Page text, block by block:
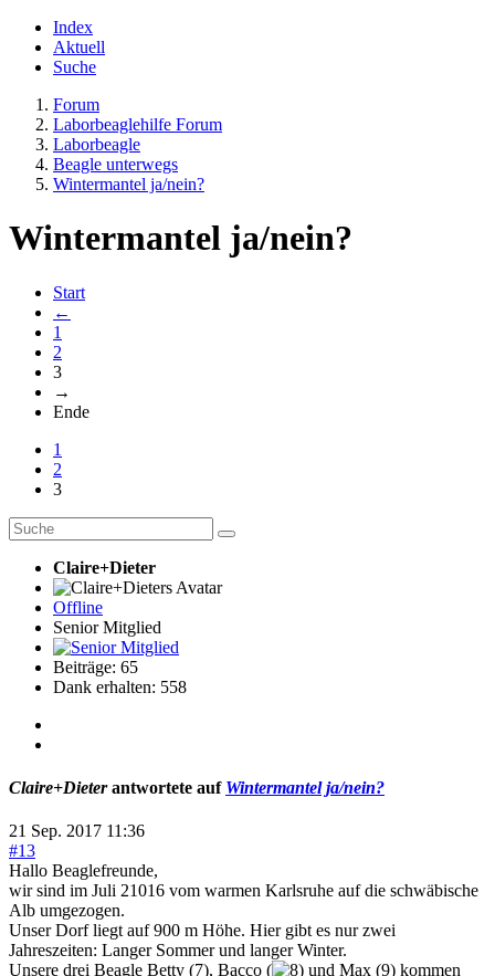
Index
Aktuell
Suche
Forum
Laborbeaglehilfe Forum
Laborbeagle
Beagle unterwegs
Wintermantel ja/nein?
Wintermantel ja/nein?
Start
←
1
2
3
→
Ende
1
2
3
Claire+Dieter
Offline
Senior Mitglied
Beiträge: 65
Dank erhalten: 558
Claire+Dieterantwortete auf Wintermantel ja/nein?
21 Sep. 2017 11:36
#13
Hallo Beaglefreunde,
wir sind im Juli 21016 vom warmen Karlsruhe auf die schwäbische
Alb umgezogen.
Unser Dorf liegt auf 900 m Höhe. Hier gibt es nur zwei
Jahreszeiten: Langer Sommer und langer Winter.
Unsere drei Beagle Betty (7), Bacco (
und Max (9) kommen